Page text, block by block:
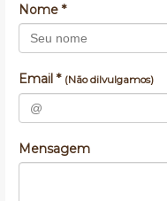
Nome *
Email * (Não dilvulgamos)
Mensagem